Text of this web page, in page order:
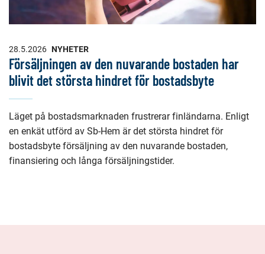
28.5.2026 NYHETER
Försäljningen av den nuvarande bostaden har
blivit det största hindret för bostadsbyte
Läget på bostadsmarknaden frustrerar finländarna. Enligt
en enkät utförd av Sb-Hem är det största hindret för
bostadsbyte försäljning av den nuvarande bostaden,
finansiering och långa försäljningstider.